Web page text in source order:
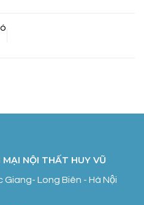
NỘI THẤT HUY VŨ
Giang- Long Biên - Hà Nội